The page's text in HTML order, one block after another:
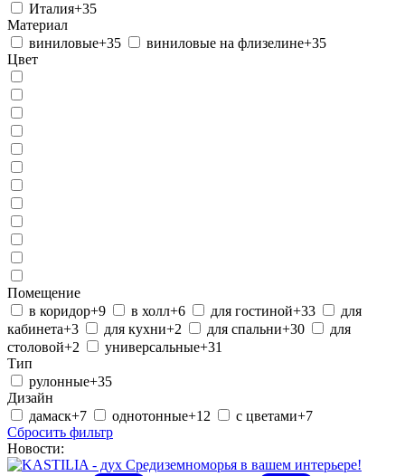
Италия+35
Материал
виниловые+35 виниловые на флизелине+35
Цвет
Помещение
в коридор+9 в холл+6 для гостиной+33
для
кабинета+3 для кухни+2 для спальни+30
для
столовой+2 универсальные+31
Тип
рулонные+35
Дизайн
дамаск+7 однотонные+12 с цветами+7
Сбросить фильтр
Новости: